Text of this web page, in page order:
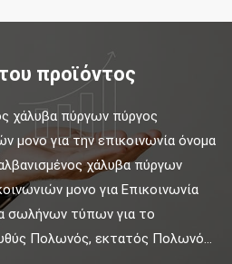
προϊόντος
χάλυβα πύργων πύργος
μονο για την επικοινωνία όνομα
χάλυβα πύργων
μονο για Επικοινωνία
σωλήνων τύπων για το
Πολωνός, εκτατός Πολωνό...